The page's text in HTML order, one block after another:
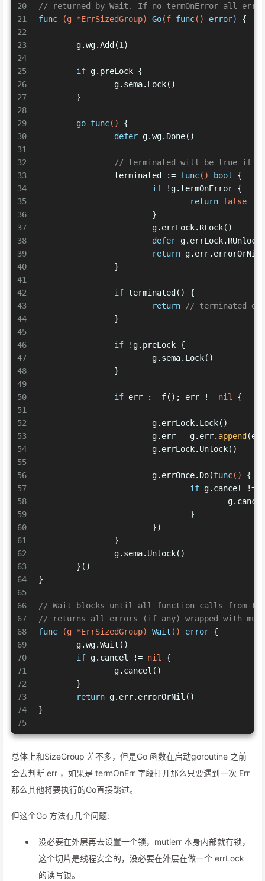
20
21
22
23
24
25
26
27
28
29
30
31
32
33
34
35
36
37
38
39
40
41
42
43
44
45
46
47
48
49
50
51
52
53
54
55
56
57
58
59
60
61
62
63
64
65
66
67
68
69
70
71
72
73
74
75
// returned by Wait. If no termOnError all
func
(g *ErrSizedGroup) Go(f func() error) {
	g.wg.Add(
1 )
if g.preLock {
		g.sema.Lock()
	}
go func()
{
defer g.wg.Done()
// terminated will be true if any
		terminated :=
func() bool
{
if !g.termOnError {
return false
			}
			g.errLock.RLock()
defer
return
		}
if terminated() {
return
// terminated
		}
if !g.preLock {
			g.sema.Lock()
		}
if err := f(); err != nil {
			g.errLock.Lock()
			g.err = g.err.
append
			g.errLock.Unlock()
			g.errOnce.Do(
func() {
if g.cancel !=
				}
			})
		}
		g.sema.Unlock()
	}()
}
// Wait blocks until all function calls from the
// returns all errors (if any) wrapped with
func
(g *ErrSizedGroup) Wait () error {
	g.wg.Wait()
if g.cancel != nil
{
		g.cancel()
	}
return g.err.errorOrNil()
}
总体上和SizeGroup 差不多，但是Go 函数在启动goroutine 之前
会去判断 err ，如果是 termOnErr 字段打开那么只要遇到一次 Err
那么其他将要执行的Go直接跳过。
但这个Go 方法有几个问题:
没必要在外层再去设置一个锁，mutierr 本身内部就有锁，
这个切片是线程安全的，没必要在外层在做一个 errLock
的读写锁。